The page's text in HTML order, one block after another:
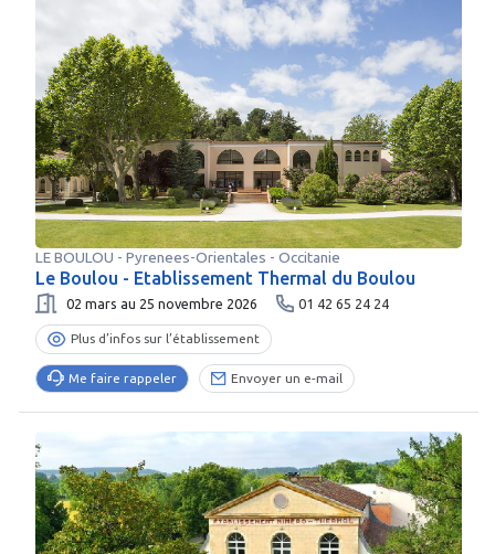
LE BOULOU - Pyrenees-Orientales - Occitanie
Le Boulou - Etablissement Thermal du Boulou
02 mars au 25 novembre 2026 01 42 65 24 24
Plus d’infos sur l’établissement
Me faire rappeler Envoyer un e-mail